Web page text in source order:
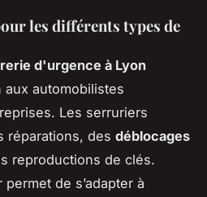
les différents types de
d'urgence à Lyon
aux automobilistes
Les serruriers
réparations, des déblocages
reproductions de clés.
de s’adapter à